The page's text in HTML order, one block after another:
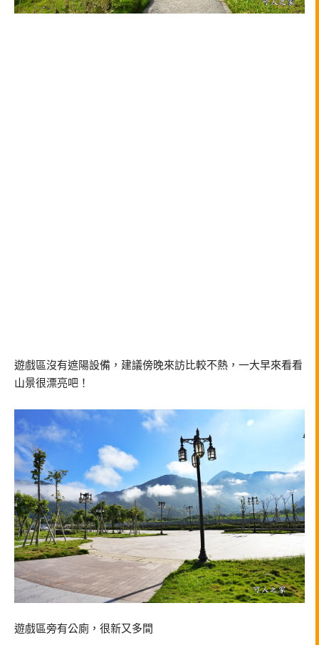
遊戲區沒有遮陽設備，建議傍晚來訪比較不熱，一大早來看看
山景很漂亮吧！
遊戲區旁有公廁，很新又多間